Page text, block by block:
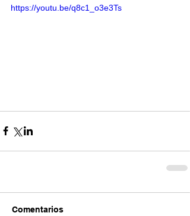
https://youtu.be/q8c1_o3e3Ts
Comentarios